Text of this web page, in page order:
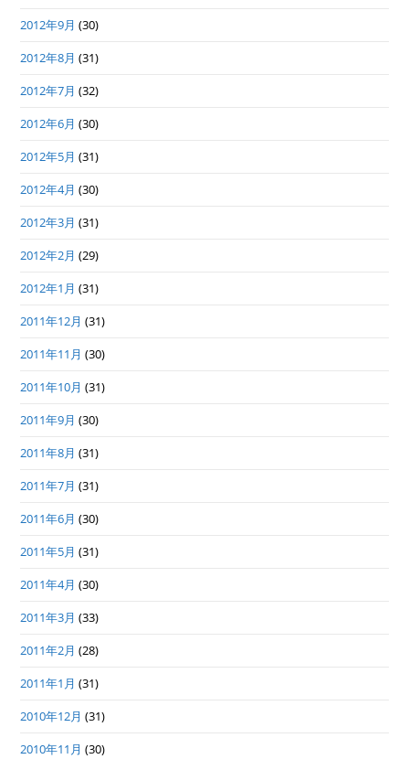
2012年9月 (30)
2012年8月 (31)
2012年7月 (32)
2012年6月 (30)
2012年5月 (31)
2012年4月 (30)
2012年3月 (31)
2012年2月 (29)
2012年1月 (31)
2011年12月 (31)
2011年11月 (30)
2011年10月 (31)
2011年9月 (30)
2011年8月 (31)
2011年7月 (31)
2011年6月 (30)
2011年5月 (31)
2011年4月 (30)
2011年3月 (33)
2011年2月 (28)
2011年1月 (31)
2010年12月 (31)
2010年11月 (30)